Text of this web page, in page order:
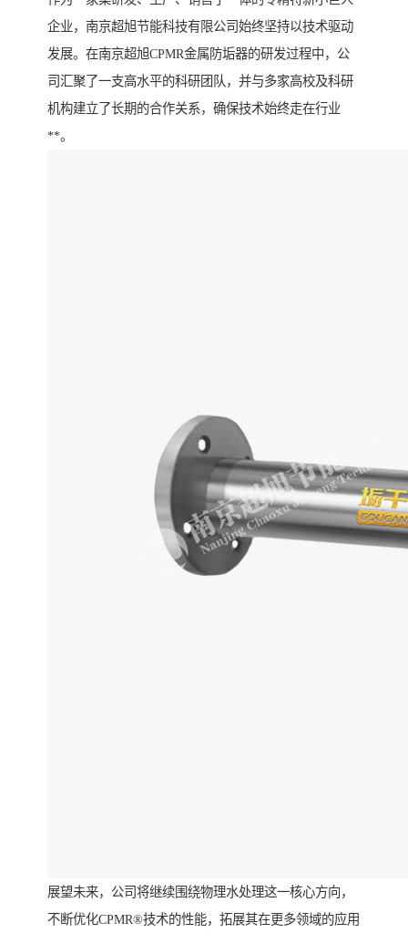
企业，南京超旭节能科技有限公司始终坚持以技术驱动
发展。在南京超旭CPMR金属防垢器的研发过程中，公
司汇聚了一支高水平的科研团队，并与多家高校及科研
机构建立了长期的合作关系，确保技术始终走在行业
**。
展望未来，公司将继续围绕物理水处理这一核心方向，
不断优化CPMR®技术的性能，拓展其在更多领域的应用